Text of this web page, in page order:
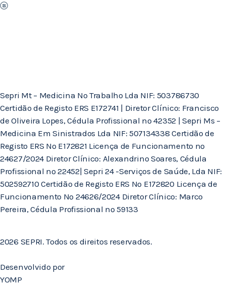
Sepri Mt – Medicina No Trabalho Lda NIF: 503786730
Certidão de Registo ERS E172741 | Diretor Clínico: Francisco
de Oliveira Lopes, Cédula Profissional nº 42352 | Sepri Ms –
Medicina Em Sinistrados Lda NIF: 507134338 Certidão de
Registo ERS Nº E172821 Licença de Funcionamento nº
24627/2024 Diretor Clínico: Alexandrino Soares, Cédula
Profissional nº 22452| Sepri 24 -Serviços de Saúde, Lda NIF:
502592710 Certidão de Registo ERS Nº E172820 Licença de
Funcionamento Nº 24626/2024 Diretor Clínico: Marco
Pereira, Cédula Profissional nº 59133
2026 SEPRI. Todos os direitos reservados.
Desenvolvido por
YOMP